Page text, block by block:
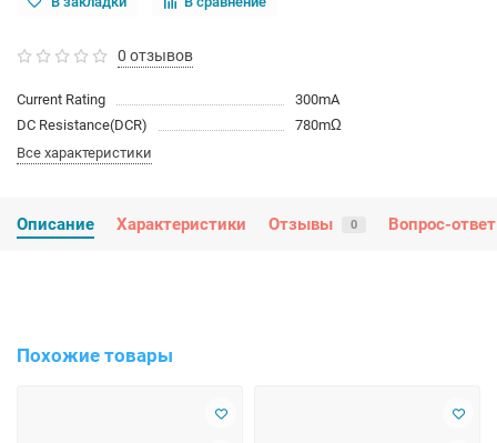
0 отзывов
Current Rating
300mA
DC Resistance(DCR)
780mΩ
Все характеристики
Описание Характеристики Отзывы 0 Вопрос-ответ
Похожие товары